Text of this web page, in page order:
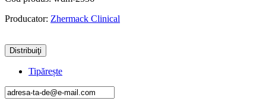
Producator: Zhermack Clinical
Distribuiţi
Tipărește